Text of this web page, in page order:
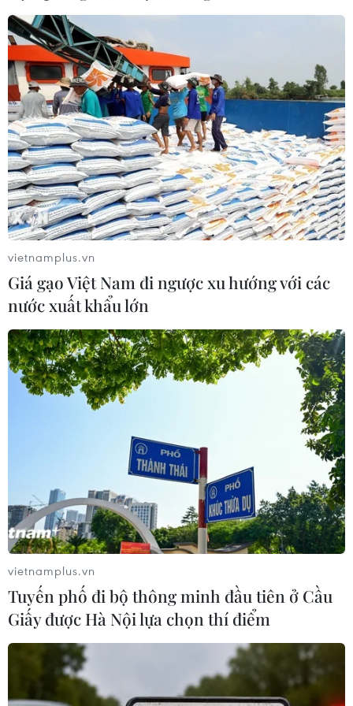
vietnamplus.vn
Giá gạo Việt Nam đi ngược xu hướng với các
nước xuất khẩu lớn
vietnamplus.vn
Tuyến phố đi bộ thông minh đầu tiên ở Cầu
Giấy được Hà Nội lựa chọn thí điểm